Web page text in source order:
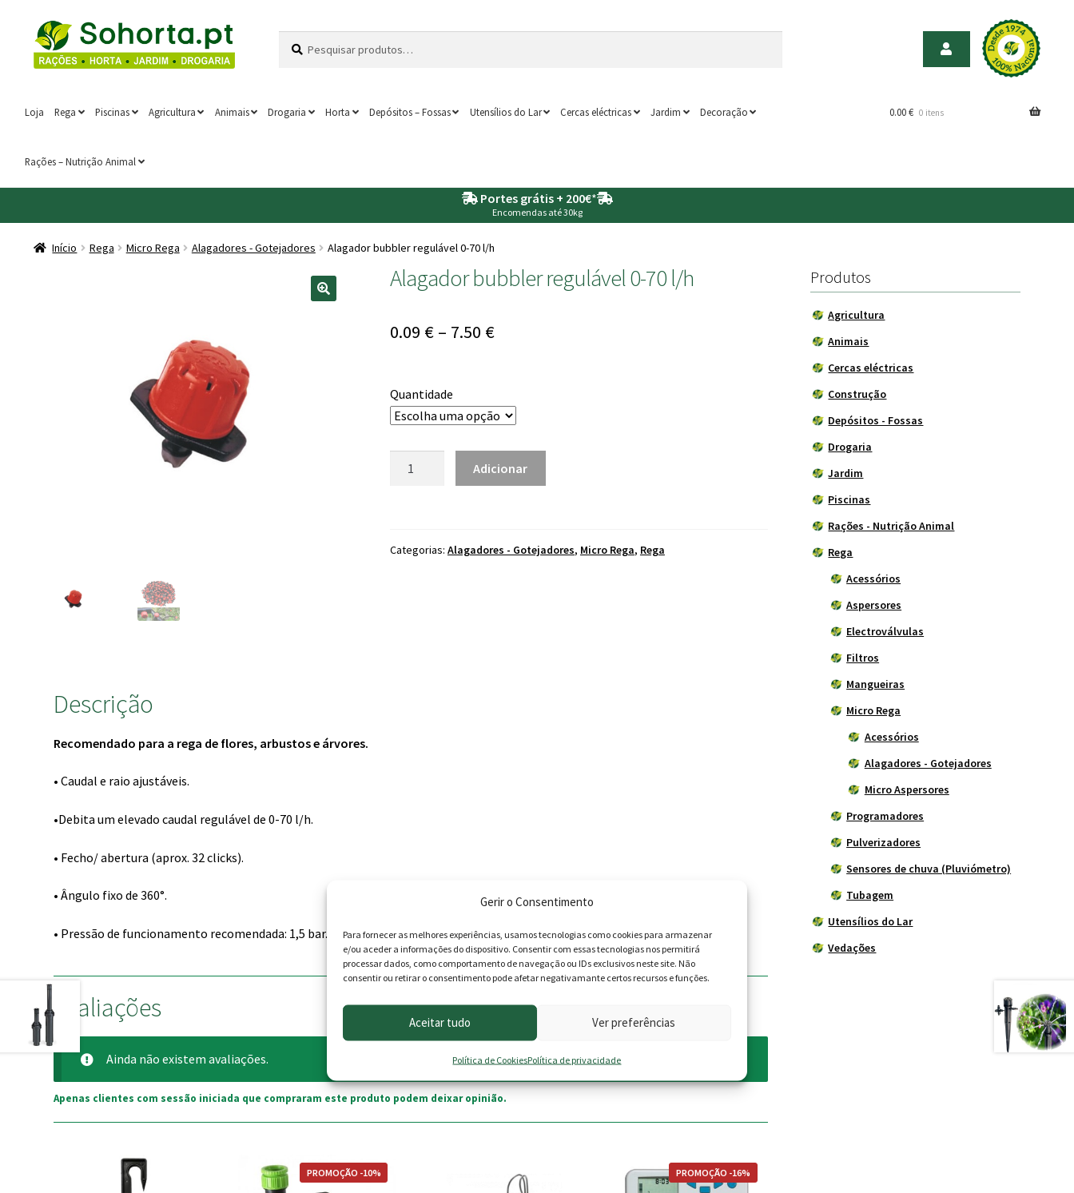
Gerir o Consentimento
Para fornecer as melhores experiências, usamos tecnologias como cookies para armazenar
e/ou aceder a informações do dispositivo. Consentir com essas tecnologias nos permitirá
processar dados, como comportamento de navegação ou IDs exclusivos neste site. Não
consentir ou retirar o consentimento pode afetar negativamante certos recursos e funções.
Aceitar tudo Ver preferências
Política de CookiesPolítica de privacidade
Ir
para
a
Saltar
para
o
por:
Loja Rega Piscinas Agricultura Animais Drogaria Horta Depósitos – Fossas Utensílios do Lar Cercas eléctricas Jardim Decoração
Rações – Nutrição Animal
0.00€ 0 itens
Portes grátis + 200€*
Encomendas até 30kg
Início Rega Micro Rega Alagadores - Gotejadores Alagador bubbler regulável 0-70 l/h
Alagador bubbler regulável 0-70 l/h
0.09 € – 7.50 €Price
through
7.50 €
Quantidade
0-
Adicionar
Categorias: Alagadores - Gotejadores, Micro Rega, Rega
Descrição
Recomendado para a rega de flores, arbustos e árvores.
• Caudal e raio ajustáveis.
•Debita um elevado caudal regulável de 0-70 l/h.
• Fecho/ abertura (aprox. 32 clicks).
• Ângulo fixo de 360°.
• Pressão de funcionamento recomendada: 1,5 bar.
Avaliações
Ainda não existem avaliações.
Apenas clientes com sessão iniciada que compraram este produto podem deixar opinião.
PROMOÇÃO -10% PROMOÇÃO -16%
product
Produtos
Agricultura
Animais
Cercas eléctricas
Construção
Depósitos - Fossas
Drogaria
Jardim
Piscinas
Rações - Nutrição Animal
Rega
Acessórios
Aspersores
Electroválvulas
Filtros
Mangueiras
Micro Rega
Acessórios
Alagadores - Gotejadores
Micro Aspersores
Programadores
Pulverizadores
Sensores de chuva (Pluviómetro)
Tubagem
Utensílios do Lar
Vedações